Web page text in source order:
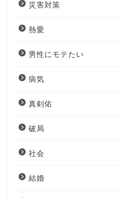
災害対策
熱愛
男性にモテたい
病気
真剣佑
破局
社会
結婚